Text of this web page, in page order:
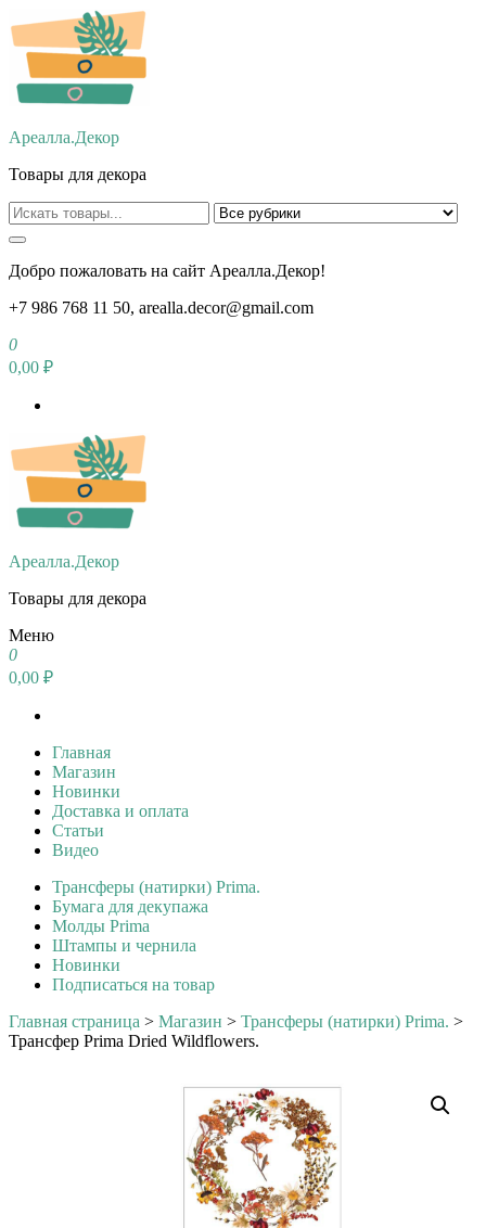
Перейти
к
содержимому
Ареалла.Декор
Товары для декора
Добро пожаловать на сайт Ареалла.Декор!
+7 986 768 11 50, arealla.decor@gmail.com
0
0,00 ₽
Ареалла.Декор
Товары для декора
Меню
0
0,00 ₽
Главная
Магазин
Новинки
Доставка и оплата
Статьи
Видео
Трансферы (натирки) Prima.
Бумага для декупажа
Молды Prima
Штампы и чернила
Новинки
Подписаться на товар
Главная страница > Магазин > Трансферы (натирки) Prima. >
Трансфер Prima Dried Wildflowers.